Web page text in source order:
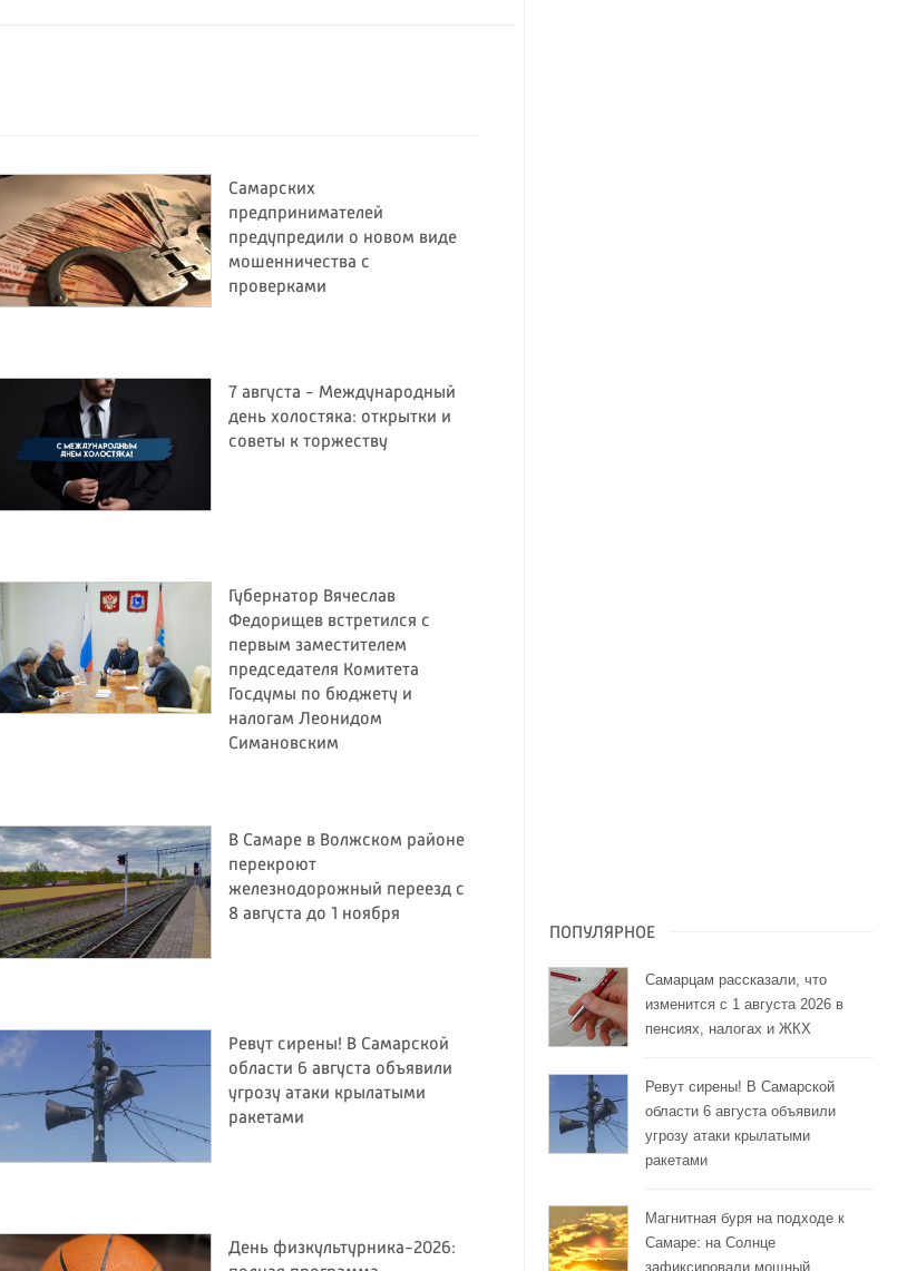
Самарских
предпринимателей
предупредили о новом виде
мошенничества с
проверками
7 августа - Международный
день холостяка: открытки и
советы к торжеству
Губернатор Вячеслав
Федорищев встретился с
первым заместителем
председателя Комитета
Госдумы по бюджету и
налогам Леонидом
Симановским
В Самаре в Волжском районе
перекроют
железнодорожный переезд с
8 августа до 1 ноября
Ревут сирены! В Самарской
области 6 августа объявили
угрозу атаки крылатыми
ракетами
День физкультурника-2026:
ПОПУЛЯРНОЕ
Самарцам рассказали, что
изменится с 1 августа 2026 в
пенсиях, налогах и ЖКХ
Ревут сирены! В Самарской
области 6 августа объявили
угрозу атаки крылатыми
ракетами
Магнитная буря на подходе к
Самаре: на Солнце
зафиксировали мощный